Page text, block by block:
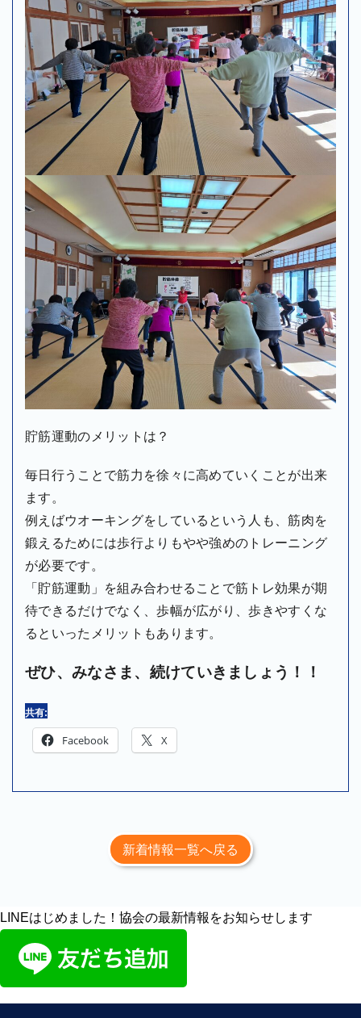
貯筋運動のメリットは？
毎日行うことで筋力を徐々に高めていくことが出来
ます。
例えばウオーキングをしているという人も、筋肉を
鍛えるためには歩行よりもやや強めのトレーニング
が必要です。
「貯筋運動」を組み合わせることで筋トレ効果が期
待できるだけでなく、歩幅が広がり、歩きやすくな
るといったメリットもあります。
ぜひ、みなさま、続けていきましょう！！
共有:
Facebook X
新着情報一覧へ戻る
LINEはじめました！協会の最新情報をお知らせします